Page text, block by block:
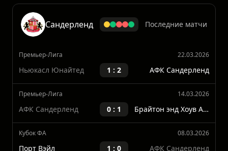
Ноттингем Форест 1 : 1 АФК Сандерленд
Ньюкасл Юнайтед АФК Сандерленд
АФК Сандерленд Брайтон энд Хоув Альбион